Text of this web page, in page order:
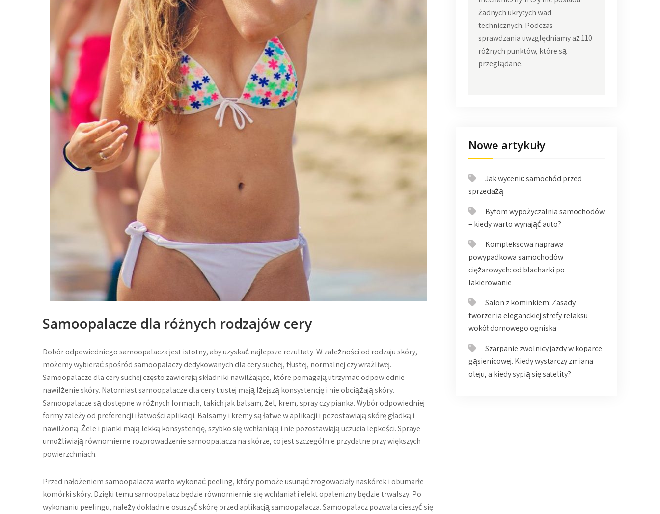
Samoopalacze dla różnych rodzajów cery
Dobór odpowiedniego samoopalacza jest istotny, aby uzyskać najlepsze rezultaty. W zależności od rodzaju skóry,
możemy wybierać spośród samoopalaczy dedykowanych dla cery suchej, tłustej, normalnej czy wrażliwej.
Samoopalacze dla cery suchej często zawierają składniki nawilżające, które pomagają utrzymać odpowiednie
nawilżenie skóry. Natomiast samoopalacze dla cery tłustej mają lżejszą konsystencję i nie obciążają skóry.
Samoopalacze są dostępne w różnych formach, takich jak balsam, żel, krem, spray czy pianka. Wybór odpowiedniej
formy zależy od preferencji i łatwości aplikacji. Balsamy i kremy są łatwe w aplikacji i pozostawiają skórę gładką i
nawilżoną. Żele i pianki mają lekką konsystencję, szybko się wchłaniają i nie pozostawiają uczucia lepkości. Spraye
umożliwiają równomierne rozprowadzenie samoopalacza na skórze, co jest szczególnie przydatne przy większych
powierzchniach.
Przed nałożeniem samoopalacza warto wykonać peeling, który pomoże usunąć zrogowaciały naskórek i obumarłe
komórki skóry. Dzięki temu samoopalacz będzie równomiernie się wchłaniał i efekt opalenizny będzie trwalszy. Po
wykonaniu peelingu, należy dokładnie osuszyć skórę przed aplikacją samoopalacza. Samoopalacz pozwala cieszyć się
żadnych ukrytych wad
technicznych. Podczas
sprawdzania uwzględniamy aż 110
różnych punktów, które są
przeglądane.
Nowe artykuły
Jak wycenić samochód przed
sprzedażą
Bytom wypożyczalnia samochodów
– kiedy warto wynająć auto?
Kompleksowa naprawa
powypadkowa samochodów
ciężarowych: od blacharki po
lakierowanie
Salon z kominkiem: Zasady
tworzenia eleganckiej strefy relaksu
wokół domowego ogniska
Szarpanie zwolnicy jazdy w koparce
gąsienicowej. Kiedy wystarczy zmiana
oleju, a kiedy sypią się satelity?